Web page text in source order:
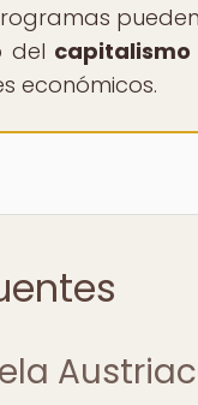
del
económicos.